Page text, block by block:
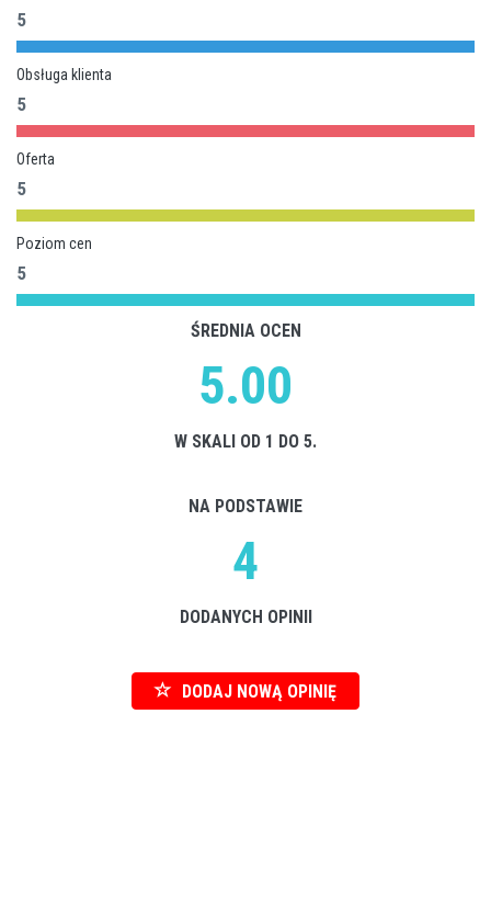
5
Obsługa klienta
5
Oferta
5
Poziom cen
5
ŚREDNIA OCEN
5.00
W SKALI OD 1 DO 5.
NA PODSTAWIE
4
DODANYCH OPINII
DODAJ NOWĄ OPINIĘ